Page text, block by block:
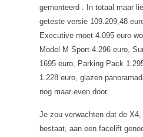
gemonteerd . In totaal maar
geteste versie 109.209,48
Executive moet 4.095 euro
Model M Sport 4.296 euro,
1695 euro, Parking Pack
1.228 euro, glazen
nog maar even door.
Je zou verwachten dat de
bestaat, aan een facelift